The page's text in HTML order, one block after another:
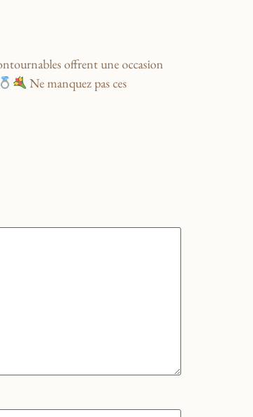
‍offrent une occasion‍
Ne manquez pas ces